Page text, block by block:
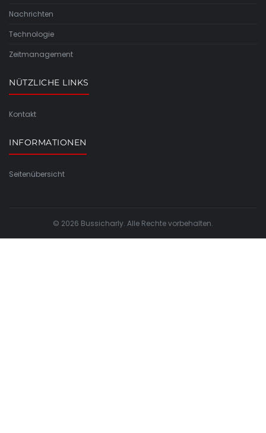
Nachrichten
Technologie
Zeitmanagement
NÜTZLICHE LINKS
Kontakt
INFORMATIONEN
Seitenübersicht
© 2026 Bussicharly. Alle Rechte vorbehalten.